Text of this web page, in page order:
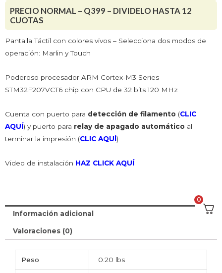
PRECIO NORMAL – Q399 – DIVIDELO HASTA 12
CUOTAS
Pantalla Táctil con colores vivos – Selecciona dos modos de
operación: Marlin y Touch
Poderoso procesador ARM Cortex-M3 Series
STM32F207VCT6 chip con CPU de 32 bits 120 MHz
Cuenta con puerto para detección de filamento (CLIC
AQUÍ) y puerto para relay de apagado automático al
terminar la impresión (CLIC AQUÍ)
Video de instalación HAZ CLICK AQUÍ
Información adicional
Valoraciones (0)
Peso 0.20 lbs
0